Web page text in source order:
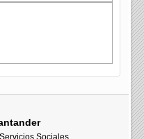
Sociales